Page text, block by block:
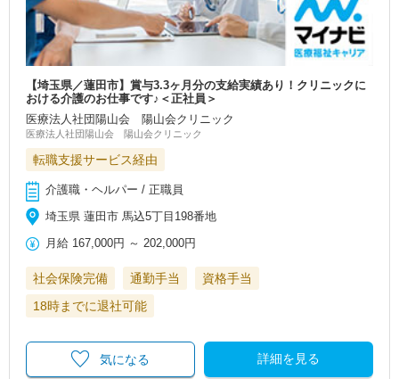
【埼玉県／蓮田市】賞与3.3ヶ月分の支給実績あり！クリニックに
おける介護のお仕事です♪＜正社員＞
医療法人社団陽山会 陽山会クリニック
医療法人社団陽山会 陽山会クリニック
転職支援サービス経由
介護職・ヘルパー / 正職員
埼玉県 蓮田市 馬込5丁目198番地
月給 167,000円 ～202,000円
社会保険完備 通勤手当
資格手当
18時までに退社可能
詳細を見る
気になる